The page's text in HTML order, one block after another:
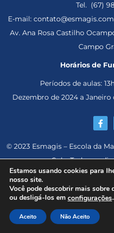
Tel. (67)
E-mail:
Av. Ana Rosa Castilho
Campo
Horários de
Períodos de aulas:
Dezembro de 2024 a Janeiro
© 2023 Esmagis – Escola da
Sul – Todos os
Estamos usando cookies para
nosso site.
Você pode descobrir mais
ou desligá-los em configurações
Aceito Não Aceito